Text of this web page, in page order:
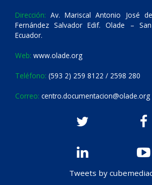
Dirección: Av. Mariscal Antonio José
Fernández Salvador Edif. Olade –
Ecuador.
Web: www.olade.org
Teléfono: (593 2) 259 8122 / 2598 280
Correo: centro.documentacion@olade.org
Tweets by